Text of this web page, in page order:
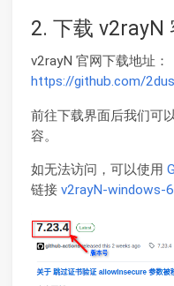
2. 下载 v2rayN
v2rayN 官网下载地址：
https://github.com/
前往下载界面后我们可
容。
如无法访问，可以使用
链接 v2rayN-windows-